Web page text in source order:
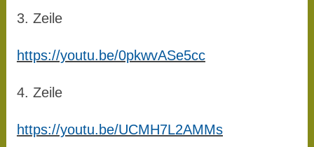
3. Zeile
https://youtu.be/0pkwvASe5cc
4. Zeile
https://youtu.be/UCMH7L2AMMs